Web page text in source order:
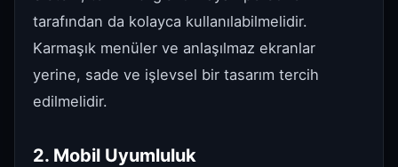
tarafından da kolayca kullanılabilmelidir.
Karmaşık menüler ve anlaşılmaz ekranlar
yerine, sade ve işlevsel bir tasarım tercih
edilmelidir.
2. Mobil Uyumluluk